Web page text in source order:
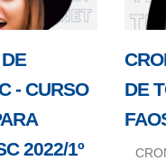
- CURSO
2022/1º
DE